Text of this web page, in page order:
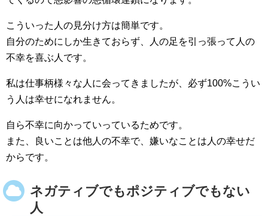
こういった人の見分け方は簡単です。
自分のためにしか生きておらず、人の足を引っ張って人の
不幸を喜ぶ人です。
私は仕事柄様々な人に会ってきましたが、必ず100%こうい
う人は幸せになれません。
自ら不幸に向かっていっているためです。
また、良いことは他人の不幸で、嫌いなことは人の幸せだ
からです。
ネガティブでもポジティブでもない
人